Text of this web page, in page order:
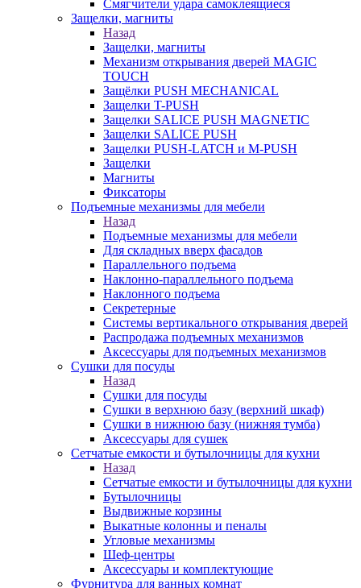
Cмягчители удара самоклеящиеся
Защелки, магниты
Назад
Защелки, магниты
Механизм открывания дверей MAGIC
TOUCH
Защёлки PUSH MECHANICAL
Защелки T-PUSH
Защелки SALICE PUSH MAGNETIC
Защелки SALICE PUSH
Защелки PUSH-LATCH и M-PUSH
Защелки
Магниты
Фиксаторы
Подъемные механизмы для мебели
Назад
Подъемные механизмы для мебели
Для складных вверх фасадов
Параллельного подъема
Наклонно-параллельного подъема
Наклонного подъема
Секретерные
Системы вертикального открывания дверей
Распродажа подъемных механизмов
Аксессуары для подъемных механизмов
Сушки для посуды
Назад
Сушки для посуды
Сушки в верхнюю базу (верхний шкаф)
Сушки в нижнюю базу (нижняя тумба)
Аксессуары для сушек
Сетчатые емкости и бутылочницы для кухни
Назад
Сетчатые емкости и бутылочницы для кухни
Бутылочницы
Выдвижные корзины
Выкатные колонны и пеналы
Угловые механизмы
Шеф-центры
Аксессуары и комплектующие
Фурнитура для ванных комнат